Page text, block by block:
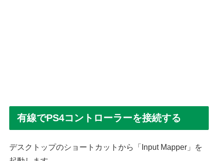
有線でPS4コントローラーを接続する
デスクトップのショートカットから「Input Mapper」を